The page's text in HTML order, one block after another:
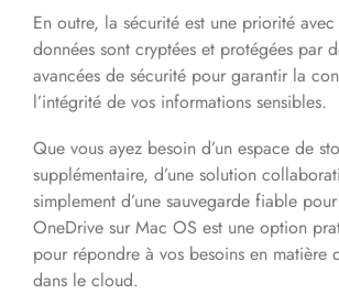
En outre, la sécurité est une priorité
données sont cryptées et protégées par
avancées de sécurité pour garantir la
l’intégrité de vos informations sensibles.
Que vous ayez besoin d’un espace de
supplémentaire, d’une solution
simplement d’une sauvegarde fiable
OneDrive sur Mac OS est une option
pour répondre à vos besoins en matière
dans le cloud.